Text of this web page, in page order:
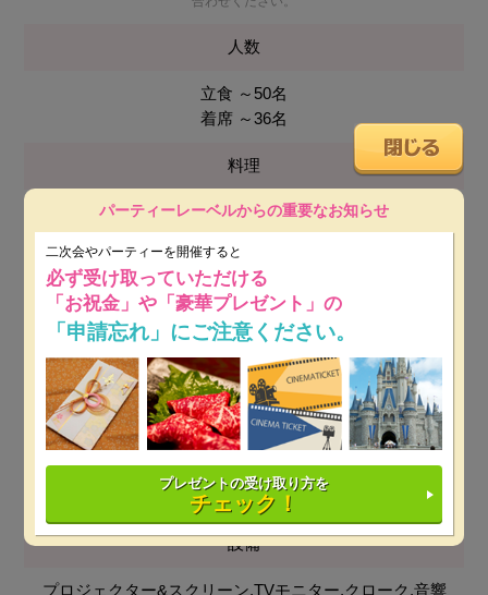
人数
立食 ～50名
着席 ～36名
料理
イタリアン
会場使用料
無料
平日：20万円～※ 開催日時によっては保証料が変動しま
す。
土日祝：15万円～ ※ 開催日時によっては保証料が変動し
ます。
設備
プロジェクター&スクリーン,TVモニター,クローク,音響
パーティーレーベルからの重要なお知らせ
二次会やパーティーを開催すると
必ず受け取っていただける
「お祝金」や「豪華プレゼント」の
「申請忘れ」にご注意ください。
プレゼントの受け取り方を
チェック！